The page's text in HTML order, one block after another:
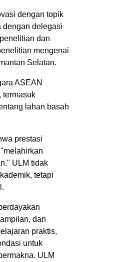
dengan topik
dengan delegasi
dan
mengenai
Selatan.
ASEAN
, termasuk
lahan basah
prestasi
ULM tidak
tetapi
dan
praktis,
untuk
ULM